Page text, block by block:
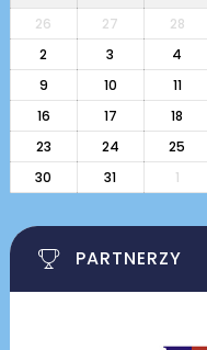
26 27 28
2
3 4
9
10 11
16
17 18
23
24 25
30
31 1
PARTNERZY